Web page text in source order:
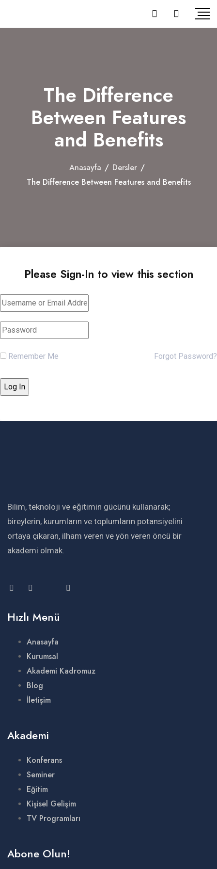
The Difference
Between Features
and Benefits
Anasayfa / Dersler /
The Difference Between Features and Benefits
Please Sign-In to view this section
Remember Me Forgot Password?
Bilim, teknoloji ve eğitimin gücünü kullanarak;
bireylerin, kurumların ve toplumların potansiyelini
ortaya çıkaran, ilham veren ve yön veren öncü bir
akademi olmak.
Hızlı Menü
Anasayfa
Kurumsal
Akademi Kadromuz
Blog
İletişim
Akademi
Konferans
Seminer
Eğitim
Kişisel Gelişim
TV Programları
Abone Olun!